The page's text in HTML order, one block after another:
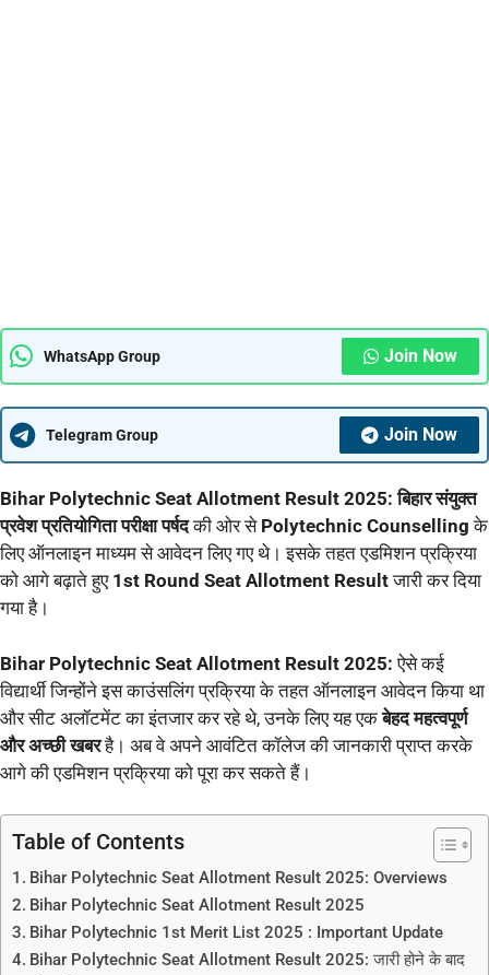
WhatsApp Group Join Now
Telegram Group Join Now
Bihar Polytechnic Seat Allotment Result 2025: बिहार संयुक्त
प्रवेश प्रतियोगिता परीक्षा पर्षदकी ओर से Polytechnic Counselling के
लिए ऑनलाइन माध्यम से आवेदन लिए गए थे। इसके तहत एडमिशन प्रक्रिया
को आगे बढ़ाते हुए 1st Round Seat Allotment Resultजारी कर दिया
गया है।
Bihar Polytechnic Seat Allotment Result 2025: ऐसे कई
विद्यार्थी जिन्होंने इस काउंसलिंग प्रक्रिया के तहत ऑनलाइन आवेदन किया था
और सीट अलॉटमेंट का इंतजार कर रहे थे, उनके लिए यह एकबेहद महत्वपूर्ण
और अच्छी खबरहै। अब वे अपने आवंटित कॉलेज की जानकारी प्राप्त करके
आगे की एडमिशन प्रक्रिया को पूरा कर सकते हैं।
Table of Contents
Bihar Polytechnic Seat Allotment Result 2025: Overviews
Bihar Polytechnic Seat Allotment Result 2025
Bihar Polytechnic 1st Merit List 2025 : Important Update
Bihar Polytechnic Seat Allotment Result 2025: जारी होने के बाद